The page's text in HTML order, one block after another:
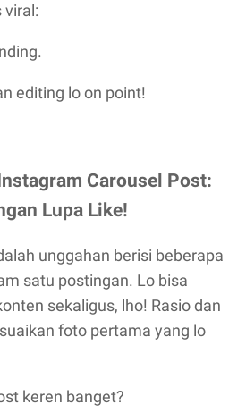
viral:
editing lo on point!
Carousel Post:
Lupa Like!
unggahan berisi beberapa
satu postingan. Lo bisa
sekaligus, lho! Rasio dan
foto pertama yang lo
keren banget?